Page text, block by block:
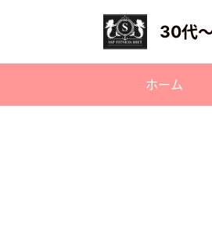
30代
ホーム